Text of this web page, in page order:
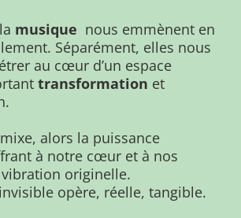
musique nous emmènent en
Séparément, elles nous
au cœur d’un espace
transformation et
alors la puissance
à notre cœur et à nos
originelle.
opère, réelle, tangible.